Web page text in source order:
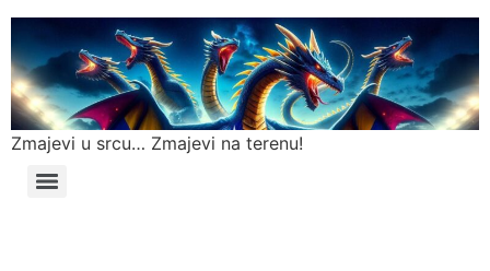
Zmajevi u srcu… Zmajevi na terenu!